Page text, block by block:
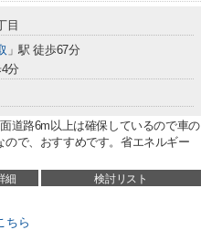
目
」駅 徒歩67分
分
道路6m以上は確保しているので車の
で、おすすめです。省エネルギー
細 検討リスト
ちら